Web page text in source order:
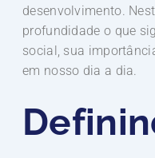
desenvolvimento.
profundidade o que
social, sua
em nosso dia a dia.